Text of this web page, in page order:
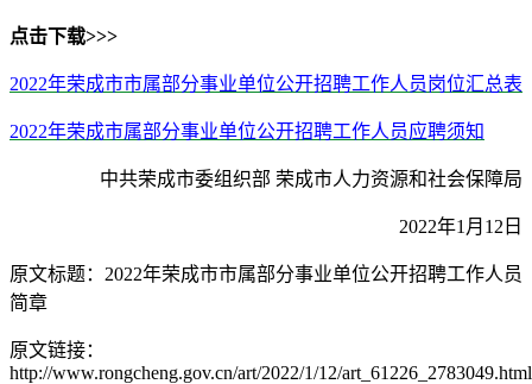
点击下载>>>
2022年荣成市市属部分事业单位公开招聘工作人员岗位汇总表
2022年荣成市属部分事业单位公开招聘工作人员应聘须知
中共荣成市委组织部 荣成市人力资源和社会保障局
2022年1月12日
原文标题：2022年荣成市市属部分事业单位公开招聘工作人员
简章
原文链接：
http://www.rongcheng.gov.cn/art/2022/1/12/art_61226_2783049.html